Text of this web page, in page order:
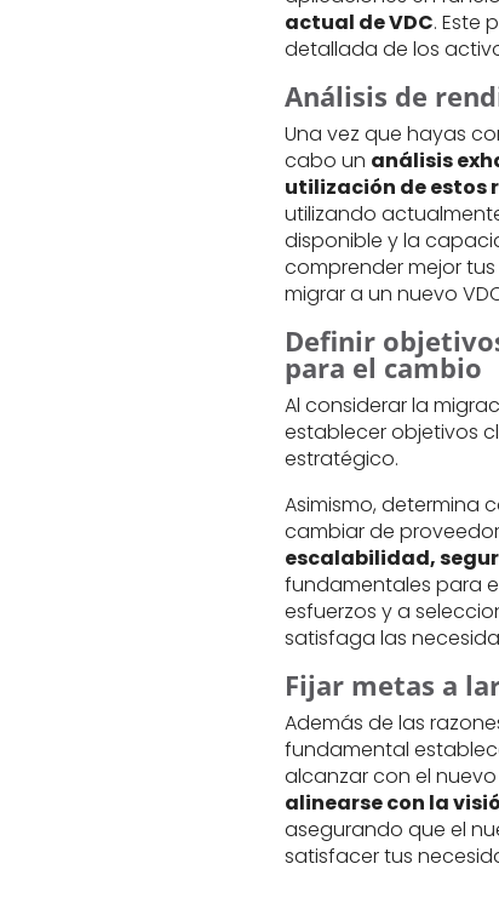
actual de VDC. Este
detallada de los
Análisis de
Una vez que hayas
cabo un análisis
utilización de estos
utilizando
disponible y la
comprender mejor
migrar a un nuevo
Definir
para el cambio
Al considerar la
establecer objetivos
estratégico.
Asimismo, determina
cambiar de
escalabilidad,
fundamentales para
esfuerzos y a
satisfaga las
Fijar metas a
Además de las
fundamental
alcanzar con el
alinearse con la
asegurando que el
satisfacer tus